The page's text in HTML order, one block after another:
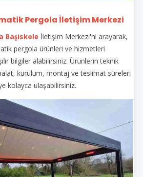
Pergola İletişim Merkezi
Başiskele İletişim Merkezi'ni arayarak,
pergola ürünleri ve hizmetleri
bilgiler alabilirsiniz. Ürünlerin teknik
kurulum, montaj ve teslimat süreleri
kolayca ulaşabilirsiniz.